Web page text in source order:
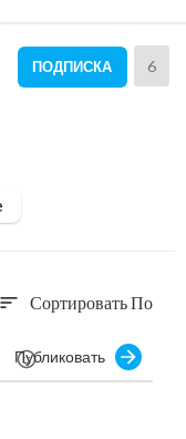
ПОДПИСКА 6
sort Сортировать По
Публиковать